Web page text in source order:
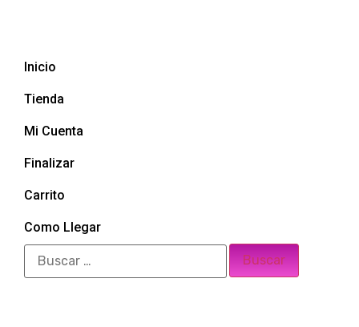
Inicio
Tienda
Mi Cuenta
Finalizar
Carrito
Como Llegar